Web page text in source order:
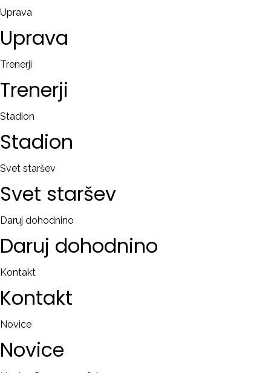
Uprava
Uprava
Trenerji
Trenerji
Stadion
Stadion
Svet staršev
Svet staršev
Daruj dohodnino
Daruj dohodnino
Kontakt
Kontakt
Novice
Novice